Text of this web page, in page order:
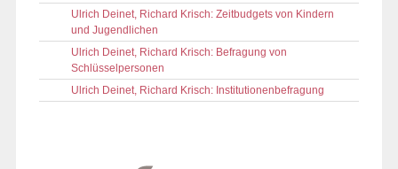
Ulrich Deinet, Richard Krisch: Zeitbudgets von Kindern
und Jugendlichen
Ulrich Deinet, Richard Krisch: Befragung von
Schlüsselpersonen
Ulrich Deinet, Richard Krisch: Institutionenbefragung